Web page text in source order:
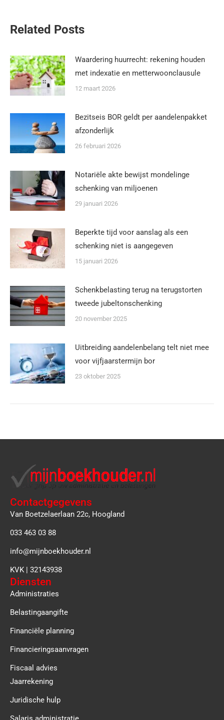
Related Posts
Waardering huurrecht: rekening houden
met indexatie en metterwoonclausule
12 maart 2026
Bezitseis BOR geldt per aandelenpakket
afzonderlijk
26 februari 2026
Notariële akte bewijst mondelinge
schenking van miljoenen
29 januari 2026
Beperkte tijd voor aanslag als een
schenking niet is aangegeven
15 januari 2026
Schenkbelasting terug na terugstorten
tweede jubeltonschenking
20 november 2025
Uitbreiding aandelenbelang telt niet mee
voor vijfjaarstermijn bor
23 oktober 2025
Contactgegevens
Van Boetzelaerlaan 22c, Hoogland
033 463 03 88
info@mijnboekhouder.nl
KVK | 32143938
Diensten
Administraties
Belastingaangifte
Financiële planning
Financieringsaanvragen
Fiscaal advies
Jaarrekening
Juridische hulp